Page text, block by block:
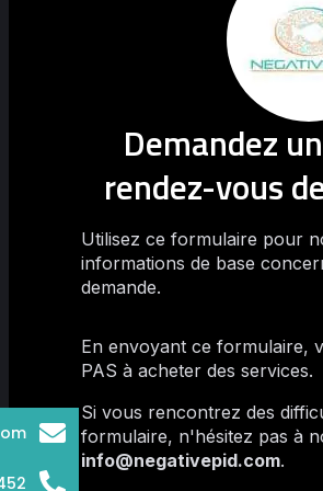
Demandez
rendez-vous
Utilisez ce formulaire pour
informations de base
demande.
En envoyant ce formulaire,
PAS à acheter des services.
Si vous rencontrez des
formulaire, n'hésitez pas à
info@negativepid.com.